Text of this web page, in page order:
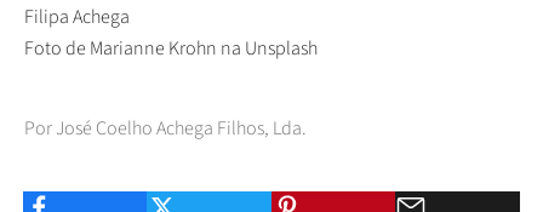
Filipa Achega
Foto deMarianne Krohn na Unsplash
Por José Coelho Achega Filhos, Lda.